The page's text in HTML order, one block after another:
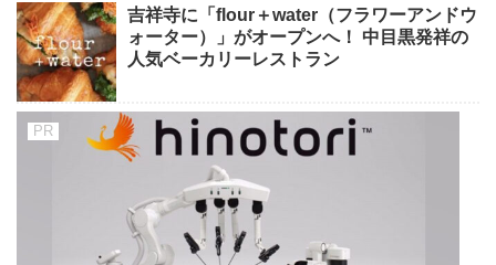
吉祥寺に「flour＋water（フラワーアンドウ
ォーター）」がオープンへ！ 中目黒発祥の
人気ベーカリーレストラン